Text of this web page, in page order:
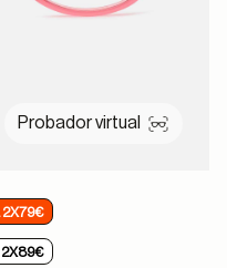
Probador virtual
2X79€
2X89€